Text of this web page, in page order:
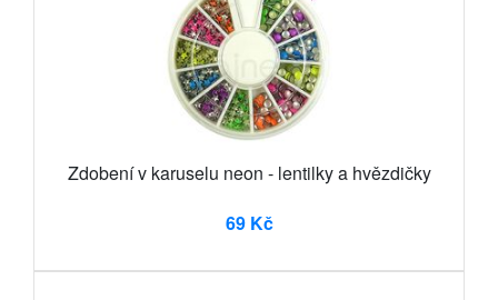
Zdobení v karuselu neon - lentilky a hvězdičky
69 Kč